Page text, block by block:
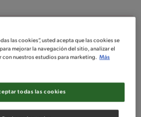
las cookies”, usted acepta que las cookies se
mejorar la navegación del sitio, analizar el
con nuestros estudios para marketing. Más
todas las cookies